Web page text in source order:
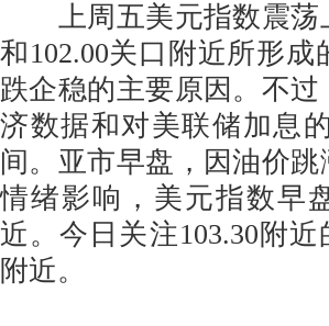
上周五美元指数震荡
和102.00关口附近所形
跌企稳的主要原因。不
济数据和对美联储加息
间。亚市早盘，因油价
情绪影响，美元指数早
近。今日关注103.30附
附近。